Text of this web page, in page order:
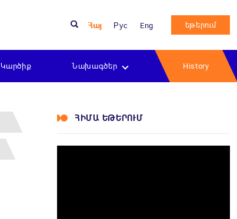
Հայ Рус Eng եթերում
Կարծիք Նախագծեր History
ՀԻՄԱ ԵԹԵՐՈՒՄ